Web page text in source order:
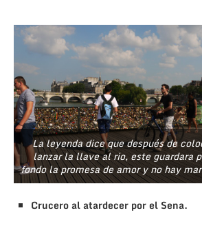
La leyenda dice que después de
lanzar la llave al rio, este guardara
fondo la promesa de amor y no hay
Crucero al atardecer por el Sena.